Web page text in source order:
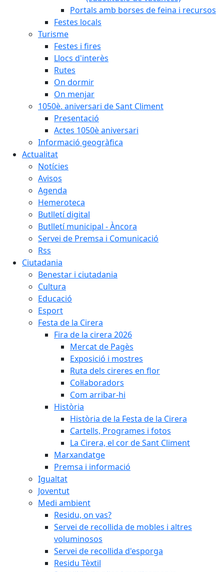
Portals amb borses de feina i recursos
Festes locals
Turisme
Festes i fires
Llocs d'interès
Rutes
On dormir
On menjar
1050è. aniversari de Sant Climent
Presentació
Actes 1050è aniversari
Informació geogràfica
Actualitat
Notícies
Avisos
Agenda
Hemeroteca
Butlletí digital
Butlletí municipal - Àncora
Servei de Premsa i Comunicació
Rss
Ciutadania
Benestar i ciutadania
Cultura
Educació
Esport
Festa de la Cirera
Fira de la cirera 2026
Mercat de Pagès
Exposició i mostres
Ruta dels cireres en flor
Col·laboradors
Com arribar-hi
Història
Història de la Festa de la Cirera
Cartells, Programes i fotos
La Cirera, el cor de Sant Climent
Marxandatge
Premsa i informació
Igualtat
Joventut
Medi ambient
Residu, on vas?
Servei de recollida de mobles i altres
voluminosos
Servei de recollida d'esporga
Residu Tèxtil